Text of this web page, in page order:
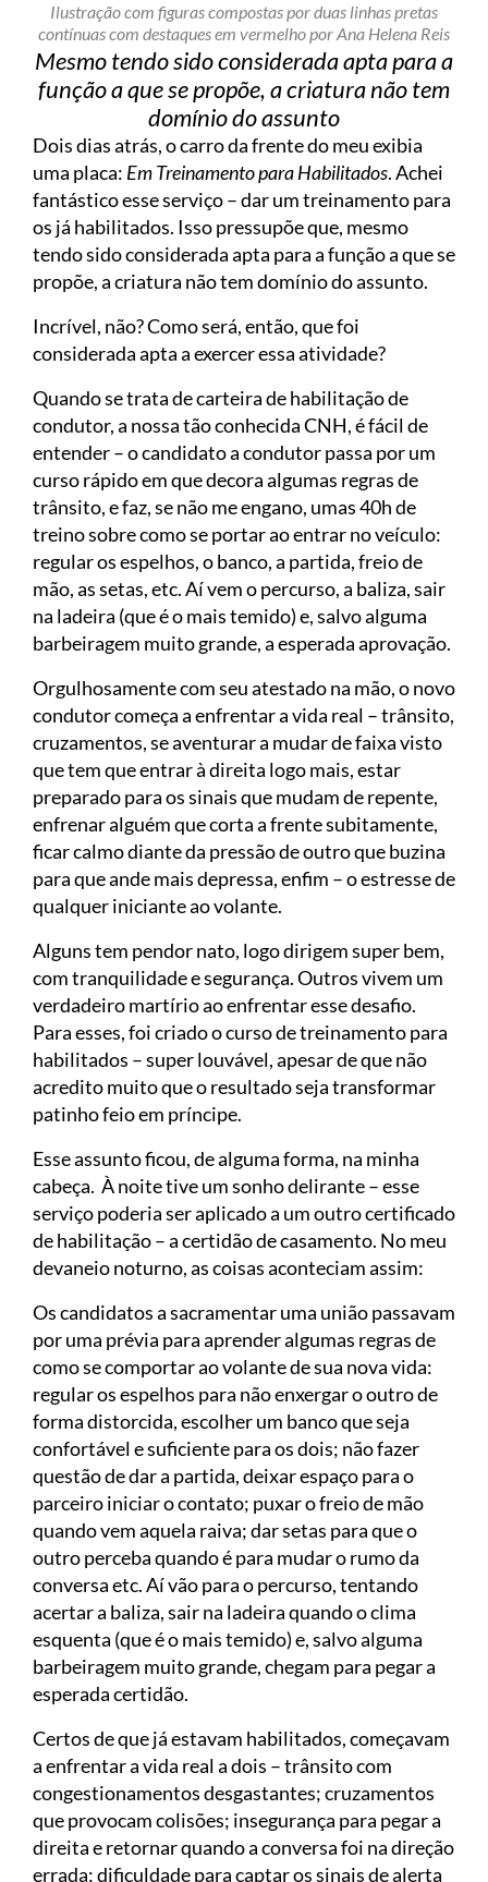
Ilustração com figuras compostas por duas linhas pretas
contínuas com destaques em vermelho por Ana Helena Reis
Mesmo tendo sido considerada apta para a
função a que se propõe, a criatura não tem
domínio do assunto
Dois dias atrás, o carro da frente do meu exibia
uma placa: Em Treinamento para Habilitados. Achei
fantástico esse serviço – dar um treinamento para
os já habilitados. Isso pressupõe que, mesmo
tendo sido considerada apta para a função a que se
propõe, a criatura não tem domínio do assunto.
Incrível, não? Como será, então, que foi
considerada apta a exercer essa atividade?
Quando se trata de carteira de habilitação de
condutor, a nossa tão conhecida CNH, é fácil de
entender – o candidato a condutor passa por um
curso rápido em que decora algumas regras de
trânsito, e faz, se não me engano, umas 40h de
treino sobre como se portar ao entrar no veículo:
regular os espelhos, o banco, a partida, freio de
mão, as setas, etc. Aí vem o percurso, a baliza, sair
na ladeira (que é o mais temido) e, salvo alguma
barbeiragem muito grande, a esperada aprovação.
Orgulhosamente com seu atestado na mão, o novo
condutor começa a enfrentar a vida real – trânsito,
cruzamentos, se aventurar a mudar de faixa visto
que tem que entrar à direita logo mais, estar
preparado para os sinais que mudam de repente,
enfrenar alguém que corta a frente subitamente,
ficar calmo diante da pressão de outro que buzina
para que ande mais depressa, enfim – o estresse de
qualquer iniciante ao volante.
Alguns tem pendor nato, logo dirigem super bem,
com tranquilidade e segurança. Outros vivem um
verdadeiro martírio ao enfrentar esse desafio.
Para esses, foi criado o curso de treinamento para
habilitados – super louvável, apesar de que não
acredito muito que o resultado seja transformar
patinho feio em príncipe.
Esse assunto ficou, de alguma forma, na minha
cabeça. À noite tive um sonho delirante – esse
serviço poderia ser aplicado a um outro certificado
de habilitação – a certidão de casamento. No meu
devaneio noturno, as coisas aconteciam assim:
Os candidatos a sacramentar uma união passavam
por uma prévia para aprender algumas regras de
como se comportar ao volante de sua nova vida:
regular os espelhos para não enxergar o outro de
forma distorcida, escolher um banco que seja
confortável e suficiente para os dois; não fazer
questão de dar a partida, deixar espaço para o
parceiro iniciar o contato; puxar o freio de mão
quando vem aquela raiva; dar setas para que o
outro perceba quando é para mudar o rumo da
conversa etc. Aí vão para o percurso, tentando
acertar a baliza, sair na ladeira quando o clima
esquenta (que é o mais temido) e, salvo alguma
barbeiragem muito grande, chegam para pegar a
esperada certidão.
Certos de que já estavam habilitados, começavam
a enfrentar a vida real a dois – trânsito com
congestionamentos desgastantes; cruzamentos
que provocam colisões; insegurança para pegar a
direita e retornar quando a conversa foi na direção
errada; dificuldade para captar os sinais de alerta